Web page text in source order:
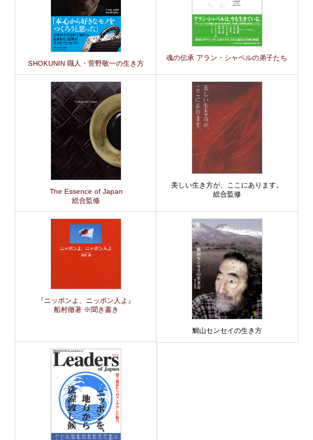
SHOKUNIN 職人・菅野敬一の生き方
魂の伝承 アラン・シャペルの弟子たち
The Essence of Japan
総合監修
美しい生き方が、ここにあります。
総合監修
『ニッポンよ、ニッポン人よ』
船村徹著 ※聞き書き
鯛山センセイの生き方